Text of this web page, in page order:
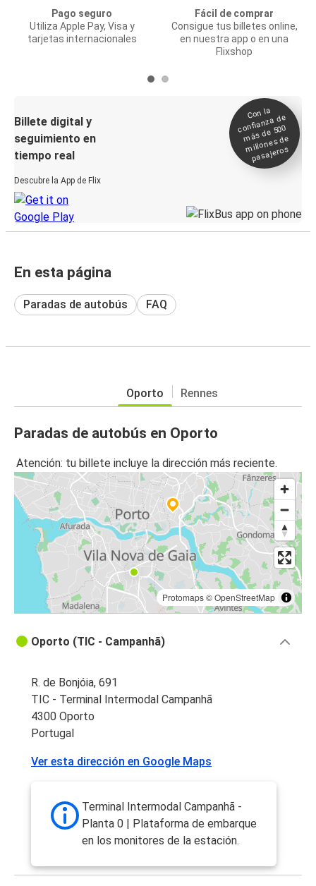
Pago seguro
Utiliza Apple Pay, Visa y
tarjetas internacionales
Fácil de comprar
Consigue tus billetes online,
en nuestra app o en una
Flixshop
Billete digital y
seguimiento en
tiempo real
Descubre la App de Flix
Con la
confianza de
más de 500
millones de
pasajeros
En esta página
Paradas de autobús FAQ
Oporto Rennes
Paradas de autobús en Oporto
Atención: tu billete incluye la dirección más reciente.
Protomaps©OpenStreetMap
Oporto (TIC - Campanhã)
R. de Bonjóia, 691
TIC - Terminal Intermodal Campanhã
4300 Oporto
Portugal
Ver esta dirección en Google Maps
Terminal Intermodal Campanhã -
Planta 0 | Plataforma de embarque
en los monitores de la estación.